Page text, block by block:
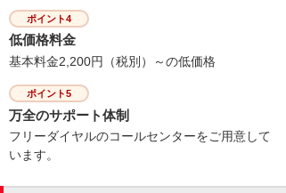
ポイント4
低価格料金
基本料金2,200円（税別）～の低価格
ポイント5
万全のサポート体制
フリーダイヤルのコールセンターをご用意して
います。